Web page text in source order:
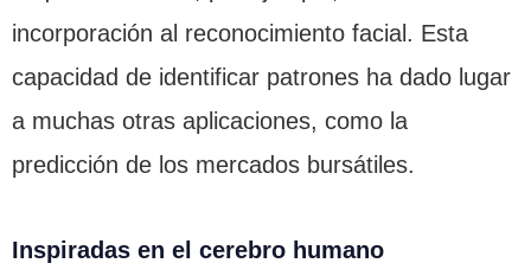
incorporación al reconocimiento facial. Esta
capacidad de identificar patrones ha dado lugar
a muchas otras aplicaciones, como la
predicción de los mercados bursátiles.
Inspiradas en el cerebro humano